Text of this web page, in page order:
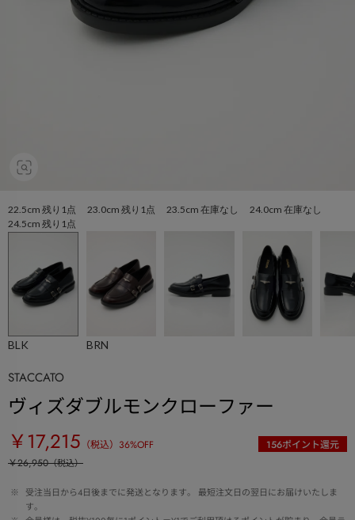
22.5cm 残り1点 23.0cm 残り1点 23.5cm 在庫なし 24.0cm 在庫なし
24.5cm 残り1点
BLK BRN
STACCATO
ヴィズダブルモンクローファー
￥17,215 （税込） 36%OFF 156ポイント還元
￥26,950（税込）
※
受注当日から4日後までに発送となります。 最短注文日の翌日にお届けいたしま
す。